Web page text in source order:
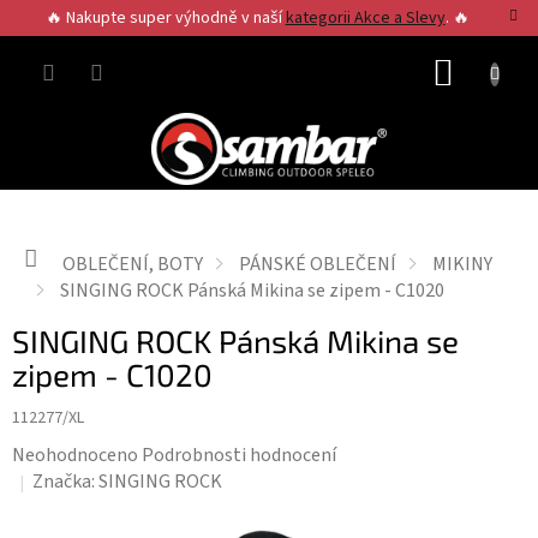
na
obsah
🔥 Nakupte super výhodně v našíkategorii Akce a Slevy. 🔥
Domů
OBLEČENÍ, BOTY PÁNSKÉ OBLEČENÍ
MIKINY
SINGING ROCK Pánská Mikina se zipem - C1020
SINGING ROCK Pánská Mikina se
zipem - C1020
112277/XL
Průměrné
hodnocení
Neohodnoceno Podrobnosti hodnocení
Značka:SINGING ROCK